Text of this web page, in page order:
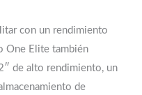
con un rendimiento
One Elite también
de alto rendimiento, un
de